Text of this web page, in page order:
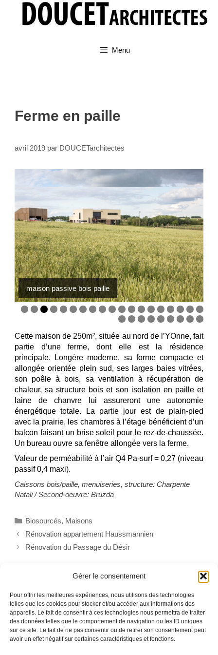
Gérer le consentement
Pour offrir les meilleures expériences, nous utilisons des technologies
telles que les cookies pour stocker et/ou accéder aux informations des
appareils. Le fait de consentir à ces technologies nous permettra de traiter
des données telles que le comportement de navigation ou les ID uniques
sur ce site. Le fait de ne pas consentir ou de retirer son consentement peut
avoir un effet négatif sur certaines caractéristiques et fonctions.
contenu
Menu
Ferme en paille
avril 2019 par DOUCETarchitectes
maison passive bois paille
Cette maison de 250m², située au nord de l’YOnne, fait
partie d’une ferme, dont elle est la résidence
principale. Longère moderne, sa forme compacte et
allongée orientée plein sud, ses larges baies vitrées,
son poêle à bois, sa ventilation à récupération de
chaleur, sa structure bois et son isolation en paille et
laine de chanvre lui assureront une autonomie
énergétique totale. La partie jour est de plain-pied
avec la prairie, les chambres à l’étage bénéficient d’un
balcon faisant un brise soleil pour le rez-de-chaussée.
Un bureau ouvre sa fenêtre allongée vers la ferme.
Valeur de perméabilité à l’air Q4 Pa-surf = 0,27 (niveau
passif 0,4 maxi).
Caissons bois/paille, menuiseries, structure: Charpente
Natali / Second-oeuvre: Bruzda
Catégories
Biosourcés, Maisons
Rénovation appartement Haussmannien
Rénovation du Passage du Désir
1 réflexion au sujet de « Ferme
en paille »